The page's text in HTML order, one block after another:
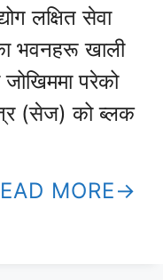
लक्षित सेवा
भवनहरू खाली
परेको
(सेज) को ब्लक
MORE